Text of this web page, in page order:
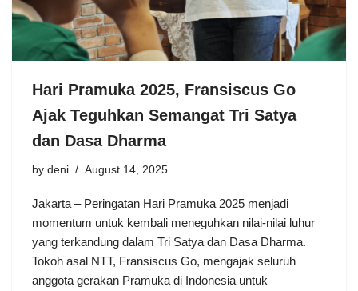
Hari Pramuka 2025, Fransiscus Go
Ajak Teguhkan Semangat Tri Satya
dan Dasa Dharma
by deni August 14, 2025
Jakarta – Peringatan Hari Pramuka 2025 menjadi
momentum untuk kembali meneguhkan nilai-nilai luhur
yang terkandung dalam Tri Satya dan Dasa Dharma.
Tokoh asal NTT, Fransiscus Go, mengajak seluruh
anggota gerakan Pramuka di Indonesia untuk